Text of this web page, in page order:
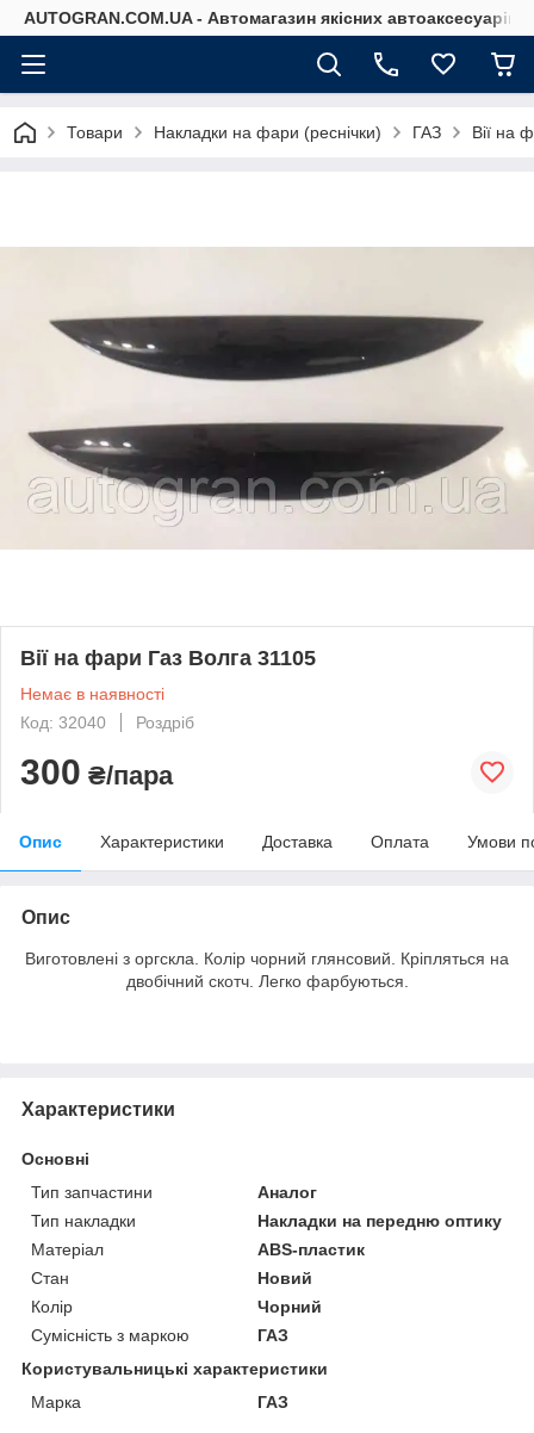
AUTOGRAN.COM.UA - Автомагазин якісних автоаксесуарів
Товари Накладки на фари (реснічки) ГАЗ Вії на
Вії на фари Газ Волга 31105
Немає в наявності
Код: 32040
Роздріб
300 ₴/пара
Опис Характеристики Доставка Оплата Умови
Опис
Виготовлені з оргскла. Колір чорний глянсовий. Кріпляться на
двобічний скотч. Легко фарбуються.
Характеристики
Основні
Тип запчастини
Аналог
Тип накладки
Накладки на передню оптику
Матеріал
ABS-пластик
Стан
Новий
Колір
Чорний
Сумісність з маркою
ГАЗ
Користувальницькі характеристики
Марка
ГАЗ